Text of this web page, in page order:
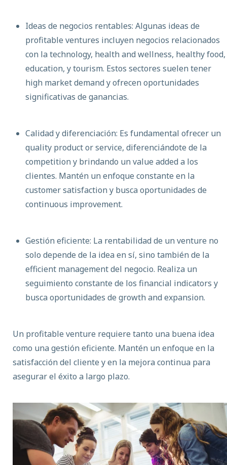
Ideas de negocios rentables: Algunas ideas de
profitable ventures incluyen negocios relacionados
con la technology, health and wellness, healthy food,
education, y tourism. Estos sectores suelen tener
high market demand y ofrecen oportunidades
significativas de ganancias.
Calidad y diferenciación: Es fundamental ofrecer un
quality product or service, diferenciándote de la
competition y brindando un value added a los
clientes. Mantén un enfoque constante en la
customer satisfaction y busca oportunidades de
continuous improvement.
Gestión eficiente: La rentabilidad de un venture no
solo depende de la idea en sí, sino también de la
efficient management del negocio. Realiza un
seguimiento constante de los financial indicators y
busca oportunidades de growth and expansion.
Un profitable venture requiere tanto una buena idea
como una gestión eficiente. Mantén un enfoque en la
satisfacción del cliente y en la mejora continua para
asegurar el éxito a largo plazo.